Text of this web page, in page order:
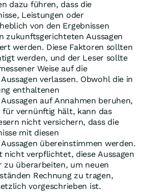
dazu führen, dass die
Leistungen oder
von den Ergebnissen
zukunftsgerichteten Aussagen
werden. Diese Faktoren sollten
werden, und der Leser sollte
Weise auf die
verlassen. Obwohl die in
enthaltenen
auf Annahmen beruhen,
für vernünftig hält, kann das
nicht versichern, dass die
mit diesen
übereinstimmen werden.
nicht verpflichtet, diese Aussagen
zu überarbeiten, um neuen
Rechnung zu tragen,
vorgeschrieben ist.